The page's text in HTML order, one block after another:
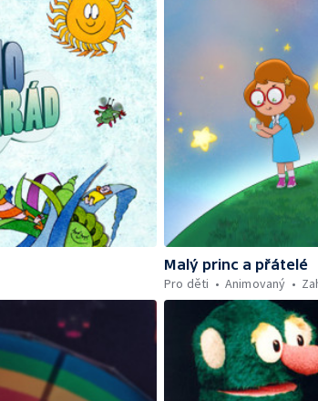
Malý princ a přátelé
Pro děti
Animovaný